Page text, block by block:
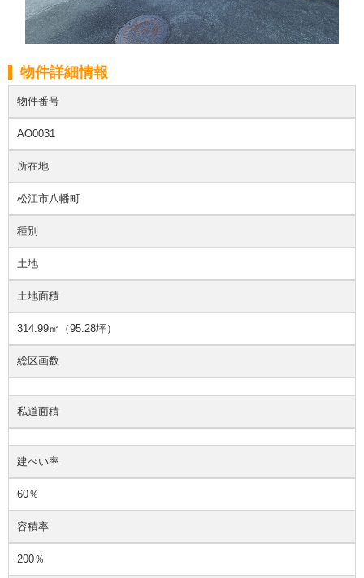
物件詳細情報
物件番号
AO0031
所在地
松江市八幡町
種別
土地
土地面積
314.99㎡（95.28坪）
総区画数
私道面積
建ぺい率
60％
容積率
200％